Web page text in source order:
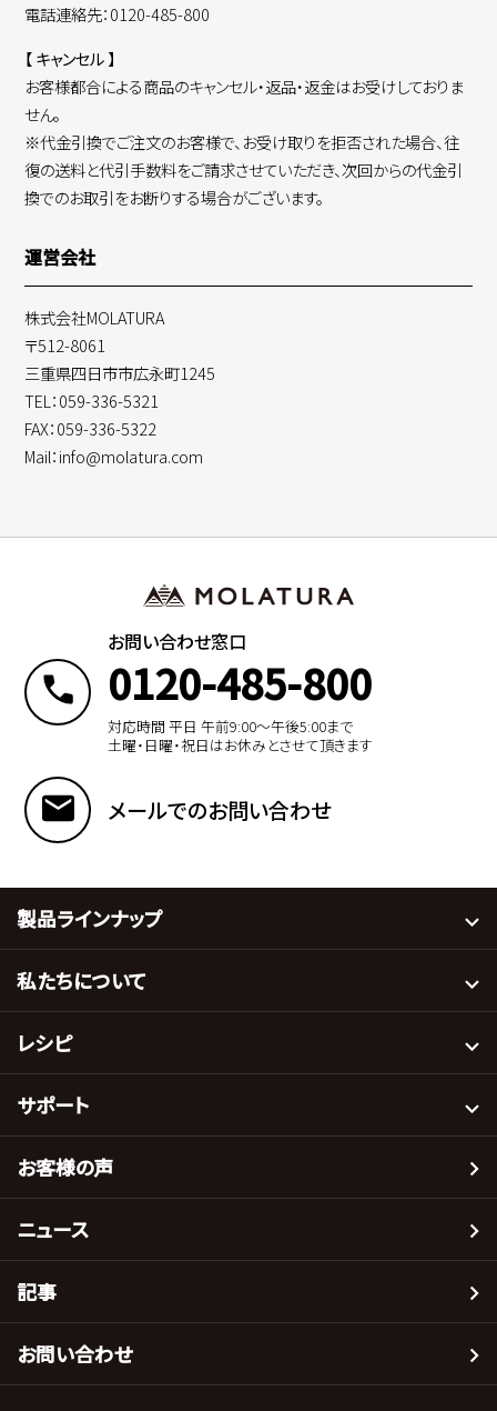
電話連絡先：0120-485-800
【 キャンセル 】
お客様都合による商品のキャンセル・返品・返金はお受けしておりま
せん。
※代金引換でご注文のお客様で、お受け取りを拒否された場合、往
復の送料と代引手数料をご請求させていただき、次回からの代金引
換でのお取引をお断りする場合がございます。
運営会社
株式会社MOLATURA
〒512-8061
三重県四日市市広永町1245
TEL：059-336-5321
FAX：059-336-5322
Mail：info@molatura.com
お問い合わせ窓口
0120-485-800
対応時間 平日 午前9:00〜午後5:00まで
土曜・日曜・祝日はお休みとさせて頂きます
メールでのお問い合わせ
製品ラインナップ
私たちについて
レシピ
サポート
お客様の声
ニュース
記事
お問い合わせ